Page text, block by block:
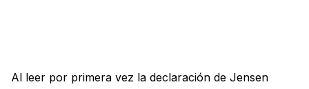
Al leer por primera vez la declaración de Jensen